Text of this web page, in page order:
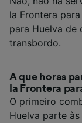
la Frontera
para Huelva de
transbordo.
A que horas
la Frontera
O primeiro
Huelva parte às